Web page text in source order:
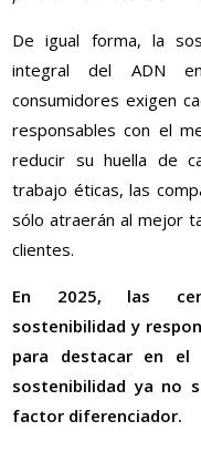
De igual forma, la
integral del ADN
consumidores exigen
responsables con el
reducir su huella de
trabajo éticas, las
sólo atraerán al mejor
clientes.
En 2025, las
sostenibilidad y
para destacar en el
sostenibilidad ya no
factor diferenciador.